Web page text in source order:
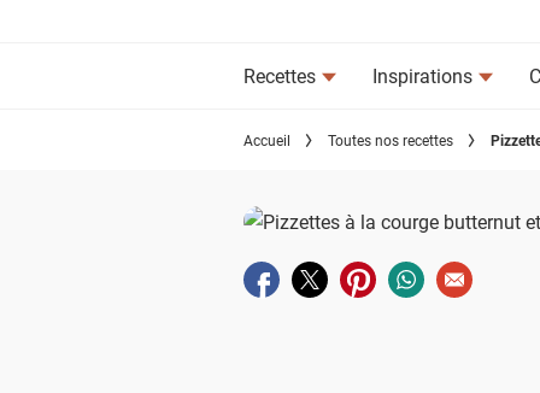
Recettes Inspirations
Accueil Toutes nos recettes
Partager sur facebook
Partager sur twitter
Partager sur pinterest
Partager sur
Envoyer à